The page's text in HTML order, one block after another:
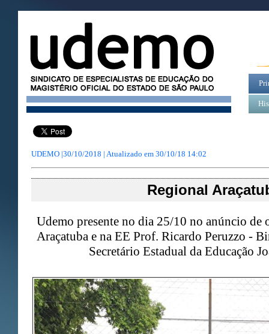
UDEMO |30/10/2018 | Atualizado em 30/10/18 14:02
Regional
Udemo presente no dia 25/10 no anúncio de
Araçatuba e na EE Prof. Ricardo Peruzzo -
Secretário Estadual da Educação